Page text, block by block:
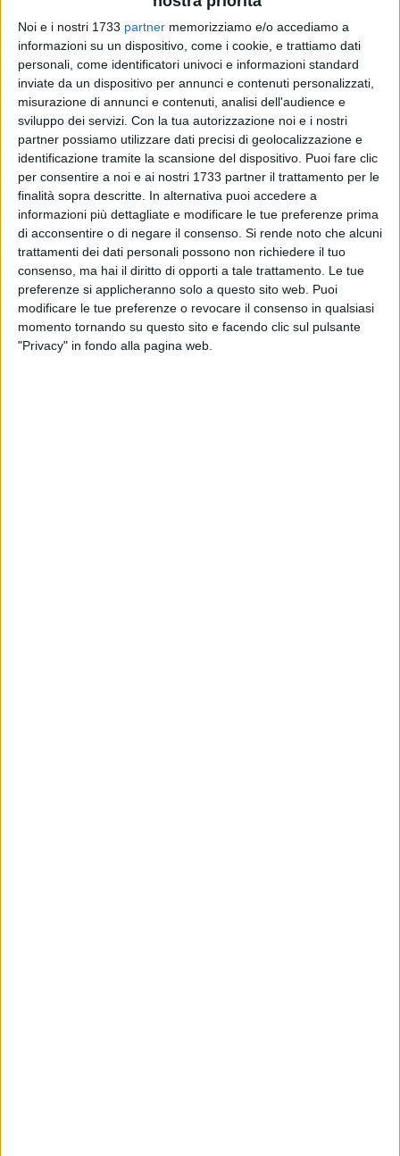
Noi e i nostri 1733 partner memorizziamo e/o accediamo a
informazioni su un dispositivo, come i cookie, e trattiamo dati
personali, come identificatori univoci e informazioni standard
inviate da un dispositivo per annunci e contenuti personalizzati,
misurazione di annunci e contenuti, analisi dell'audience e
sviluppo dei servizi. Con la tua autorizzazione noi e i nostri
partner possiamo utilizzare dati precisi di geolocalizzazione e
identificazione tramite la scansione del dispositivo. Puoi fare clic
per consentire a noi e ai nostri 1733 partner il trattamento per le
finalità sopra descritte. In alternativa puoi accedere a
informazioni più dettagliate e modificare le tue preferenze prima
di acconsentire o di negare il consenso. Si rende noto che alcuni
trattamenti dei dati personali possono non richiedere il tuo
consenso, ma hai il diritto di opporti a tale trattamento. Le tue
preferenze si applicheranno solo a questo sito web. Puoi
modificare le tue preferenze o revocare il consenso in qualsiasi
momento tornando su questo sito e facendo clic sul pulsante
"Privacy" in fondo alla pagina web.
Il genio incompreso della seconda bellezza di
Sorrentino: Youth
17 MARZO 2015
Passione segreta ai tempi della guerra in “Suite
francese”
1 MARZO 2015
La libertà ha marciato da Selma al mondo
intero
25 FEBBRAIO 2015
Birdman, il volano del fallibilismo
14 FEBBRAIO 2015
Unbroken e l'invincibilità dell'essere nel film